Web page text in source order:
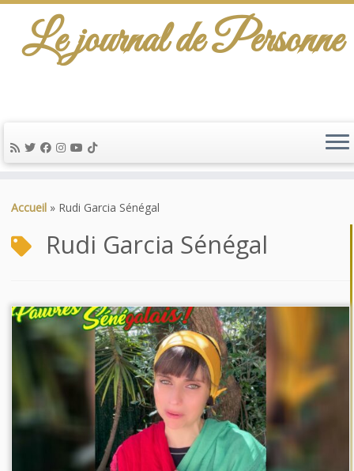
au
Le journal de Personne
Accueil » Rudi Garcia Sénégal
Rudi Garcia Sénégal